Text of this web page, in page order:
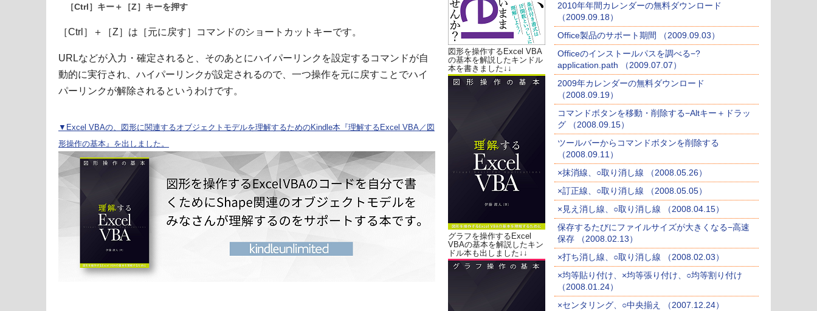
［Ctrl］キー＋［Z］キーを押す
［Ctrl］＋［Z］は［元に戻す］コマンドのショートカットキーです。
URLなどが入力・確定されると、そのあとにハイパーリンクを設定するコマンドが自
動的に実行され、ハイパーリンクが設定されるので、一つ操作を元に戻すことでハイ
パーリンクが解除されるというわけです。
▼Excel VBAの、図形に関連するオブジェクトモデルを理解するためのKindle本『理解するExcel VBA／図
形操作の基本』を出しました。
図形を操作するExcel VBA
の基本を解説したキンドル
本を書きました↓↓
グラフを操作するExcel
VBAの基本を解説したキン
ドル本も出しました↓↓
2010年年間カレンダーの無料ダウンロード
（2009.09.18）
Office製品のサポート期間 （2009.09.03）
Officeのインストールパスを調べる−?
application.path （2009.07.07）
2009年カレンダーの無料ダウンロード
（2008.09.19）
コマンドボタンを移動・削除する−Altキー＋ドラッ
グ （2008.09.15）
ツールバーからコマンドボタンを削除する
（2008.09.11）
×抹消線、○取り消し線 （2008.05.26）
×訂正線、○取り消し線 （2008.05.05）
×見え消し線、○取り消し線 （2008.04.15）
保存するたびにファイルサイズが大きくなる−高速
保存 （2008.02.13）
×打ち消し線、○取り消し線 （2008.02.03）
×均等貼り付け、×均等張り付け、○均等割り付け
（2008.01.24）
×センタリング、○中央揃え （2007.12.24）